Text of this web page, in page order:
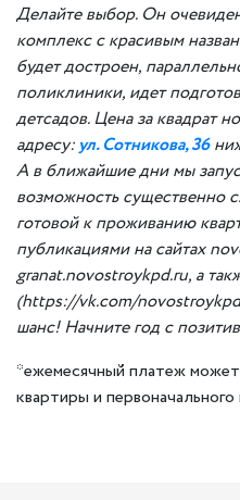
Делайте выбор. Он
комплекс с красивым
будет достроен,
поликлиники, идет
детсадов. Цена за квадрат
адресу:ул. Сотникова, 36
А в ближайшие дни мы
возможность существенно
готовой к проживанию
публикациями на сайтах
granat.novostroykpd.ru, а
(https://vk.com/
шанс! Начните год с
*ежемесячный платеж
квартиры и первоначального